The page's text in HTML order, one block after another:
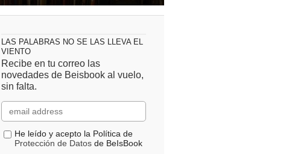
LAS PALABRAS NO SE LAS LLEVA EL
VIENTO
Recibe en tu correo las
novedades de Beisbook al vuelo,
sin falta.
He leído y acepto la Política de
Protección de Datos de BeIsBook